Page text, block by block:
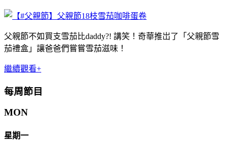
父親節不如買支雪茄比daddy?! 講笑！奇華推岀了「父親節雪
茄禮盒」讓爸爸們嘗嘗雪茄滋味！
繼續觀看+
每周節目
MON
星期一